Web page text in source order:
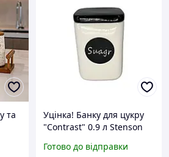
та
Уцінка! Банку для цукру
"Contrast" 0.9 л Stenson
Готово до відправки